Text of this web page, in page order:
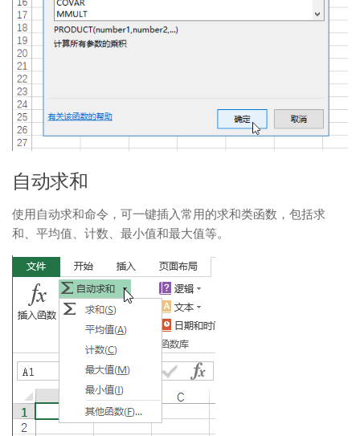
自动求和
使用自动求和命令，可一键插入常用的求和类函数，包括求
和、平均值、计数、最小值和最大值等。